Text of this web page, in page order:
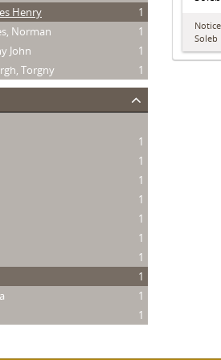
Henry
1
Norman
1
John
1
Torgny
1
1
1
1
1
1
1
1
1
1
1
Soleb